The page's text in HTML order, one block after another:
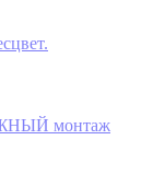
монтаж